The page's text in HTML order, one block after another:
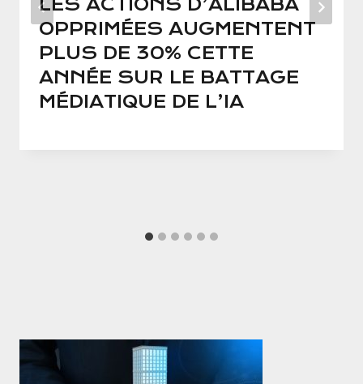
LES ACTIONS D’ALIBABA
OPPRIMÉES AUGMENTENT
PLUS DE 30% CETTE
ANNÉE SUR LE BATTAGE
MÉDIATIQUE DE L’IA